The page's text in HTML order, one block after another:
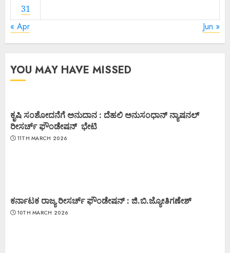
31
« Apr Jun »
YOU MAY HAVE MISSED
ಕೃಷಿ ಸಂಶೋದನೆಗೆ ಅನುದಾನ : ದೆಹಲಿ ಅನುಸಂಧಾನ್ ನ್ಯಾಷನಲ್
ರೀಸರ್ಚ್ ಫೌಂಡೇಷನ್ ಭೇಟಿ
11TH MARCH 2026
ಕರ್ನಾಟಕ ರಾಜ್ಯ ರೀಸರ್ಚ್ ಫೌಂಡೇಷನ್ : ಜಿ.ಬಿ.ಜ್ಯೋತಿಗಣೇಶ್
10TH MARCH 2026